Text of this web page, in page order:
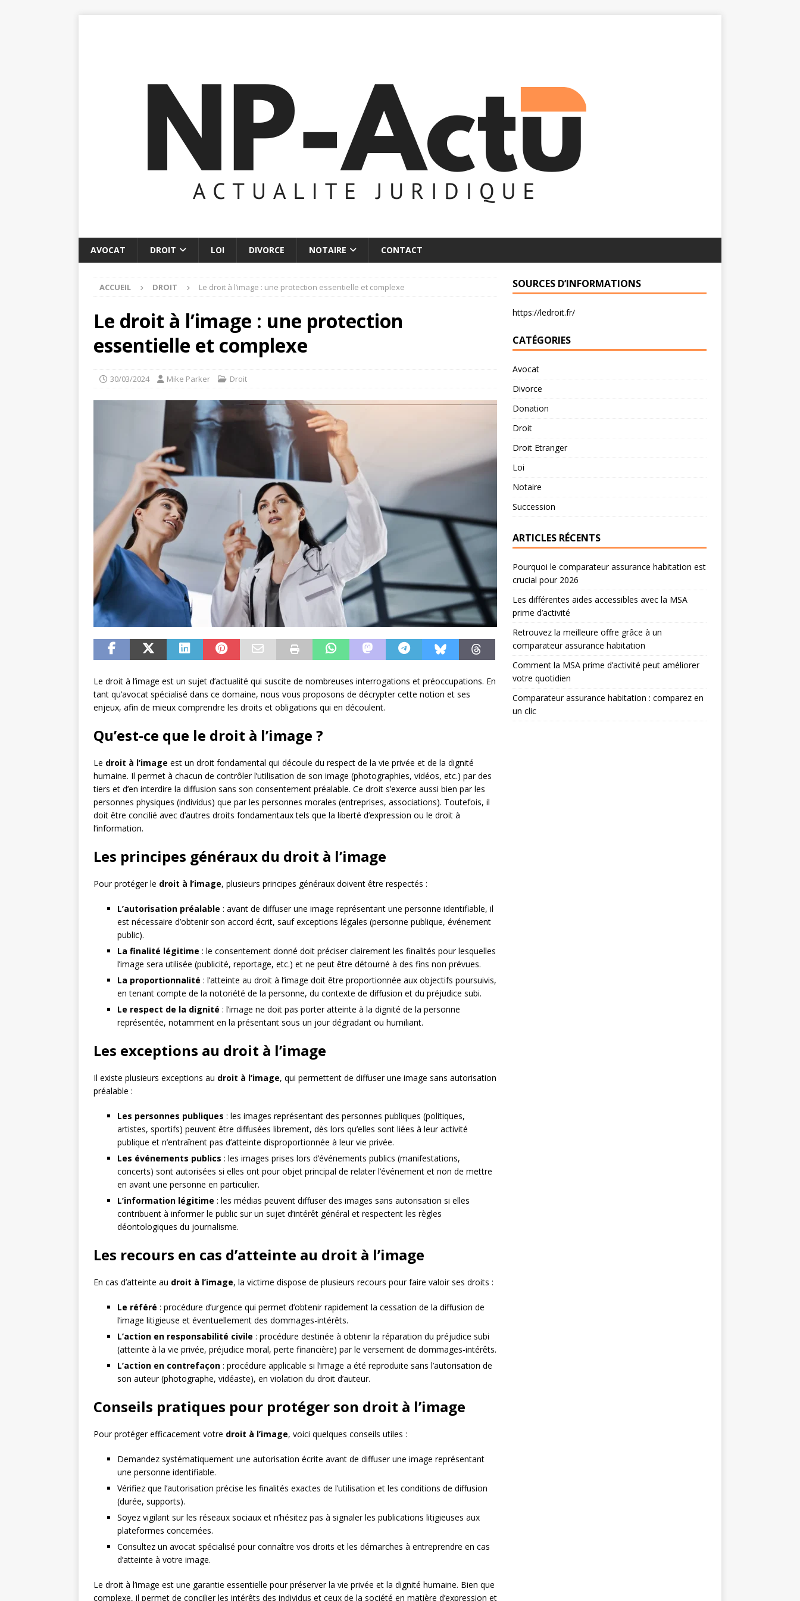
AVOCAT DROIT LOI DIVORCE NOTAIRE CONTACT
ACCUEIL DROIT Le droit à l’image : une protection essentielle et complexe
Le droit à l’image : une protection
essentielle et complexe
30/03/2024 Mike Parker Droit
Le droit à l’image est un sujet d’actualité qui suscite de nombreuses interrogations et préoccupations. En
tant qu’avocat spécialisé dans ce domaine, nous vous proposons de décrypter cette notion et ses
enjeux, afin de mieux comprendre les droits et obligations qui en découlent.
Qu’est-ce que le droit à l’image ?
Le droit à l’image est un droit fondamental qui découle du respect de la vie privée et de la dignité
humaine. Il permet à chacun de contrôler l’utilisation de son image (photographies, vidéos, etc.) par des
tiers et d’en interdire la diffusion sans son consentement préalable. Ce droit s’exerce aussi bien par les
personnes physiques (individus) que par les personnes morales (entreprises, associations). Toutefois, il
doit être concilié avec d’autres droits fondamentaux tels que la liberté d’expression ou le droit à
l’information.
Les principes généraux du droit à l’image
Pour protéger le droit à l’image, plusieurs principes généraux doivent être respectés :
L’autorisation préalable : avant de diffuser une image représentant une personne identifiable, il
est nécessaire d’obtenir son accord écrit, sauf exceptions légales (personne publique, événement
public).
La finalité légitime : le consentement donné doit préciser clairement les finalités pour lesquelles
l’image sera utilisée (publicité, reportage, etc.) et ne peut être détourné à des fins non prévues.
La proportionnalité : l’atteinte au droit à l’image doit être proportionnée aux objectifs poursuivis,
en tenant compte de la notoriété de la personne, du contexte de diffusion et du préjudice subi.
Le respect de la dignité : l’image ne doit pas porter atteinte à la dignité de la personne
représentée, notamment en la présentant sous un jour dégradant ou humiliant.
Les exceptions au droit à l’image
Il existe plusieurs exceptions au droit à l’image, qui permettent de diffuser une image sans autorisation
préalable :
Les personnes publiques : les images représentant des personnes publiques (politiques,
artistes, sportifs) peuvent être diffusées librement, dès lors qu’elles sont liées à leur activité
publique et n’entraînent pas d’atteinte disproportionnée à leur vie privée.
Les événements publics : les images prises lors d’événements publics (manifestations,
concerts) sont autorisées si elles ont pour objet principal de relater l’événement et non de mettre
en avant une personne en particulier.
L’information légitime : les médias peuvent diffuser des images sans autorisation si elles
contribuent à informer le public sur un sujet d’intérêt général et respectent les règles
déontologiques du journalisme.
Les recours en cas d’atteinte au droit à l’image
En cas d’atteinte au droit à l’image, la victime dispose de plusieurs recours pour faire valoir ses droits :
Le référé : procédure d’urgence qui permet d’obtenir rapidement la cessation de la diffusion de
l’image litigieuse et éventuellement des dommages-intérêts.
L’action en responsabilité civile : procédure destinée à obtenir la réparation du préjudice subi
(atteinte à la vie privée, préjudice moral, perte financière) par le versement de dommages-intérêts.
L’action en contrefaçon : procédure applicable si l’image a été reproduite sans l’autorisation de
son auteur (photographe, vidéaste), en violation du droit d’auteur.
Conseils pratiques pour protéger son droit à l’image
Pour protéger efficacement votre droit à l’image, voici quelques conseils utiles :
Demandez systématiquement une autorisation écrite avant de diffuser une image représentant
une personne identifiable.
Vérifiez que l’autorisation précise les finalités exactes de l’utilisation et les conditions de diffusion
(durée, supports).
Soyez vigilant sur les réseaux sociaux et n’hésitez pas à signaler les publications litigieuses aux
plateformes concernées.
Consultez un avocat spécialisé pour connaître vos droits et les démarches à entreprendre en cas
d’atteinte à votre image.
Le droit à l’image est une garantie essentielle pour préserver la vie privée et la dignité humaine. Bien que
complexe, il permet de concilier les intérêts des individus et ceux de la société en matière d’expression et
SOURCES D’INFORMATIONS
https://ledroit.fr/
CATÉGORIES
Avocat
Divorce
Donation
Droit
Droit Etranger
Loi
Notaire
Succession
ARTICLES RÉCENTS
Pourquoi le comparateur assurance habitation est
crucial pour 2026
Les différentes aides accessibles avec la MSA
prime d’activité
Retrouvez la meilleure offre grâce à un
comparateur assurance habitation
Comment la MSA prime d’activité peut améliorer
votre quotidien
Comparateur assurance habitation : comparez en
un clic